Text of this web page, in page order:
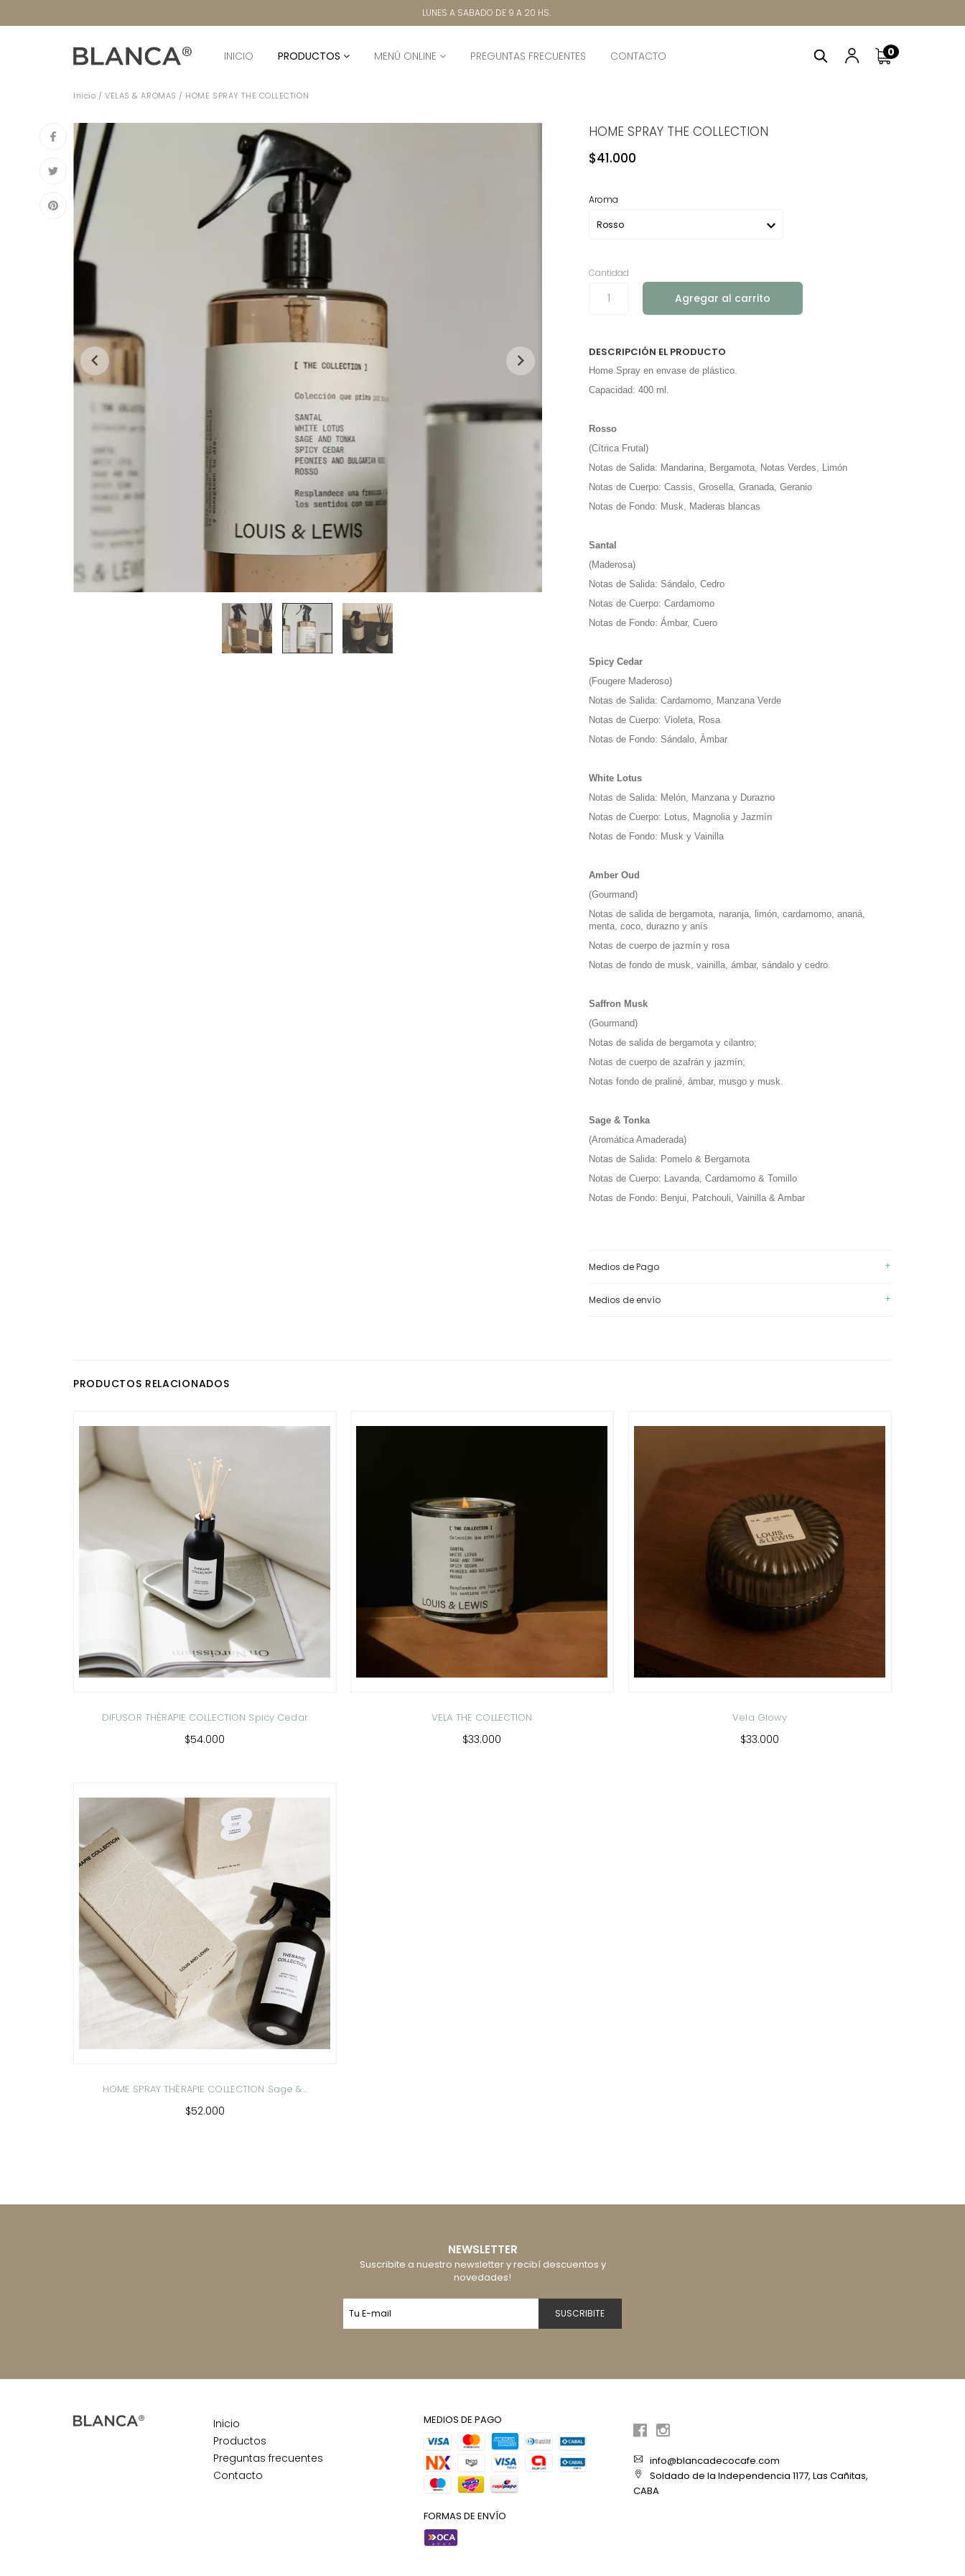
LUNES A SABADO DE 9 A 20 HS.
INICIO PRODUCTOS MENÚ ONLINE PREGUNTAS FRECUENTES CONTACTO 0
Inicio / VELAS & AROMAS / HOME SPRAY THE COLLECTION
HOME SPRAY THE COLLECTION
$41.000
Aroma
Cantidad
DESCRIPCIÓN EL PRODUCTO
Home Spray en envase de plástico.
Capacidad: 400 ml.
Rosso
(Cítrica Frutal)
Notas de Salida: Mandarina, Bergamota, Notas Verdes, Limón
Notas de Cuerpo: Cassis, Grosella, Granada, Geranio
Notas de Fondo: Musk, Maderas blancas
Santal
(Maderosa)
Notas de Salida: Sándalo, Cedro
Notas de Cuerpo: Cardamomo
Notas de Fondo: Ámbar, Cuero
Spicy Cedar
(Fougere Maderoso)
Notas de Salida: Cardamomo, Manzana Verde
Notas de Cuerpo: Violeta, Rosa
Notas de Fondo: Sándalo, Àmbar
White Lotus
Notas de Salida: Melón, Manzana y Durazno
Notas de Cuerpo: Lotus, Magnolia y Jazmín
Notas de Fondo: Musk y Vainilla
Amber Oud
(Gourmand)
Notas de salida de bergamota, naranja, limón, cardamomo, ananá,
menta, coco, durazno y anís
Notas de cuerpo de jazmín y rosa
Notas de fondo de musk, vainilla, ámbar, sándalo y cedro.
Saffron Musk
(Gourmand)
Notas de salida de bergamota y cilantro;
Notas de cuerpo de azafrán y jazmín;
Notas fondo de praliné, ámbar, musgo y musk.
Sage & Tonka
(Aromática Amaderada)
Notas de Salida: Pomelo & Bergamota
Notas de Cuerpo: Lavanda, Cardamomo & Tomillo
Notas de Fondo: Benjui, Patchouli, Vainilla & Ambar
+
Medios de Pago
+
Medios de envío
PRODUCTOS RELACIONADOS
DIFUSOR THÉRAPIE COLLECTION Spicy Cedar
$54.000
VELA THE COLLECTION
$33.000
Vela Glowy
$33.000
HOME SPRAY THÉRAPIE COLLECTION Sage &...
$52.000
NEWSLETTER
Suscribite a nuestro newsletter y recibí descuentos y
novedades!
Inicio
Productos
Preguntas frecuentes
Contacto
MEDIOS DE PAGO
FORMAS DE ENVÍO
info@blancadecocafe.com
Soldado de la Independencia 1177, Las Cañitas,
CABA